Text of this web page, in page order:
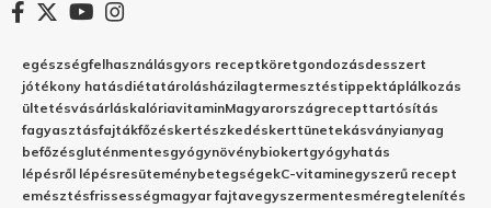
egészségfelhasználásgyors receptköretgondozásdesszert
jótékony hatásdiétatárolásházilagtermesztéstippektáplálkozás
ültetésvásárláskalóriavitaminMagyarországrecepttartósítás
fagyasztásfajtákfőzéskertészkedéskerttünetekásványianyag
befőzésgluténmentesgyógynövénybiokertgyógyhatás
lépésről lépésresüteménybetegségekC-vitaminegyszerű recept
emésztésfrissességmagyar fajtavegyszermentesméregtelenítés